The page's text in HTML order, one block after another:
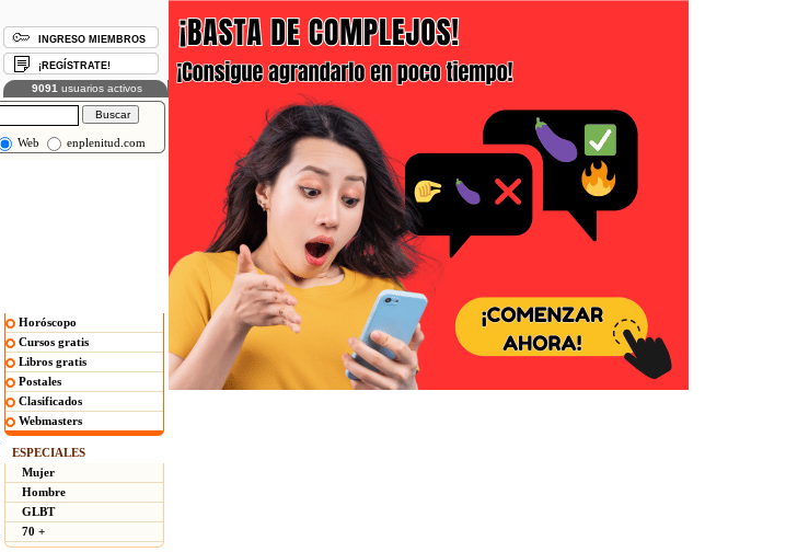
INGRESO MIEMBROS
¡REGÍSTRATE!
Web enplenitud.com
Horóscopo
Cursos gratis
Libros gratis
Postales
Clasificados
Webmasters
ESPECIALES
Mujer
Hombre
GLBT
70 +